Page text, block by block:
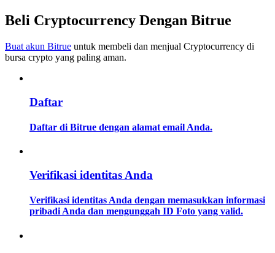
Memandu
Strategi perdagangan
Beli Cryptocurrency Dengan Bitrue
Buat akun Bitrue untuk membeli dan menjual Cryptocurrency di
bursa crypto yang paling aman.
Daftar
Daftar di Bitrue dengan alamat email Anda.
Verifikasi identitas Anda
Verifikasi identitas Anda dengan memasukkan informasi
pribadi Anda dan mengunggah ID Foto yang valid.